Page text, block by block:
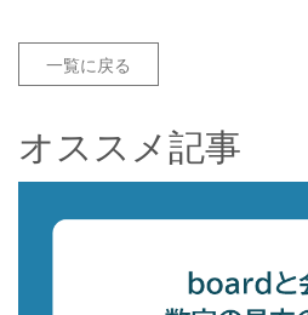
一覧に戻る
オススメ記事